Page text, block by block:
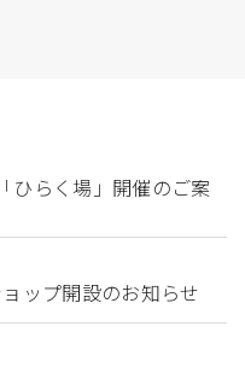
ひらく場」開催のご案
ップ開設のお知らせ